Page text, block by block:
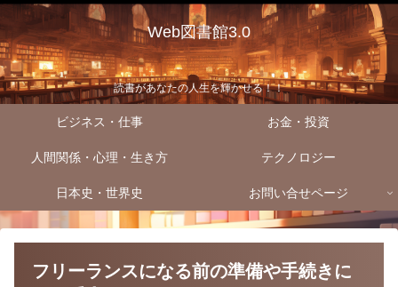
Web図書館3.0
読書があなたの人生を輝かせる！！
ビジネス・仕事 お金・投資
人間関係・心理・生き方 テクノロジー
日本史・世界史 お問い合せページ
フリーランスになる前の準備や手続きに